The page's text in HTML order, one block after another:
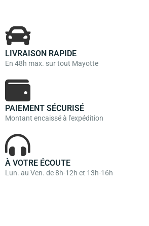
LIVRAISON RAPIDE
En 48h max. sur tout Mayotte
PAIEMENT SÉCURISÉ
Montant encaissé à l'expédition
À VOTRE ÉCOUTE
Lun. au Ven. de 8h-12h et 13h-16h